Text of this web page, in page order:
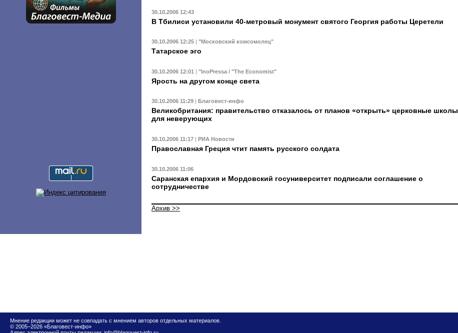
30.10.2006 12:43
В Тбилиси установили 40-метровый монумент святого Георгия работы Церетели
30.10.2006 12:25 | "Московский комсомолец"
Татарское эго
30.10.2006 12:01 | "InoPressa / "The Economist"
Ярость на другом конце света
30.10.2006 11:29 Благовест-инфо
Великобритания: правительство отказалось от планов «открыть» церковные школы
для неверующих
30.10.2006 11:17 | РИА Новости
Православная Греция чтит память русского солдата
30.10.2006 11:06
Саранская епархия и Мордовский госуниверситет подписали соглашение о
сотрудничестве
Архив >>
Мнение редакции может не совпадать с мнением авторов отдельных материалов.
© 2005–2026 «Благовест-инфо»